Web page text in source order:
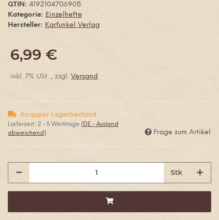
GTIN: 4192104706905
Kategorie: Einzelhefte
Hersteller: Karfunkel Verlag
6,99 €
inkl. 7% USt. , zzgl. Versand
Knapper Lagerbestand
Lieferzeit: 2 - 5 Werktage (DE - Ausland
abweichend)
Frage zum Artikel
Stk